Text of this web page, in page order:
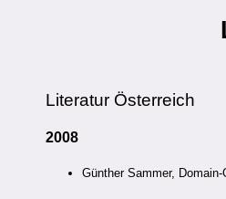
Literatur Österreich
2008
Günther Sammer,